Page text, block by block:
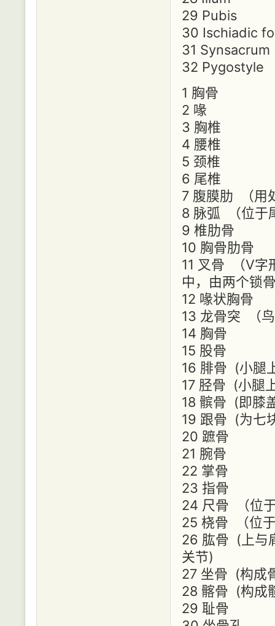
29 Pubis
30 Ischiadic
31 Synsacrum
32 Pygostyle
1 胸骨
2 喙
3 胸椎
4 腰椎
5 颈椎
6 尾椎
7 腹膜肋 （用
8 脉弧 （位于
9 椎肋骨
10 胸骨肋骨
11 叉骨 （V字
中，由两个锁
12 喙状胸骨
13 龙骨突 （
14 胸骨
15 股骨
16 腓骨 (小腿
17 胫骨 (小腿
18 髌骨 (即膝
19 跟骨 (为七
20 蹠骨
21 腕骨
22 掌骨
23 指骨
24 尺骨 （位
25 桡骨 （位
26 肱骨 (上与
关节)
27 坐骨 (构成
28 髂骨 (构成
29 耻骨